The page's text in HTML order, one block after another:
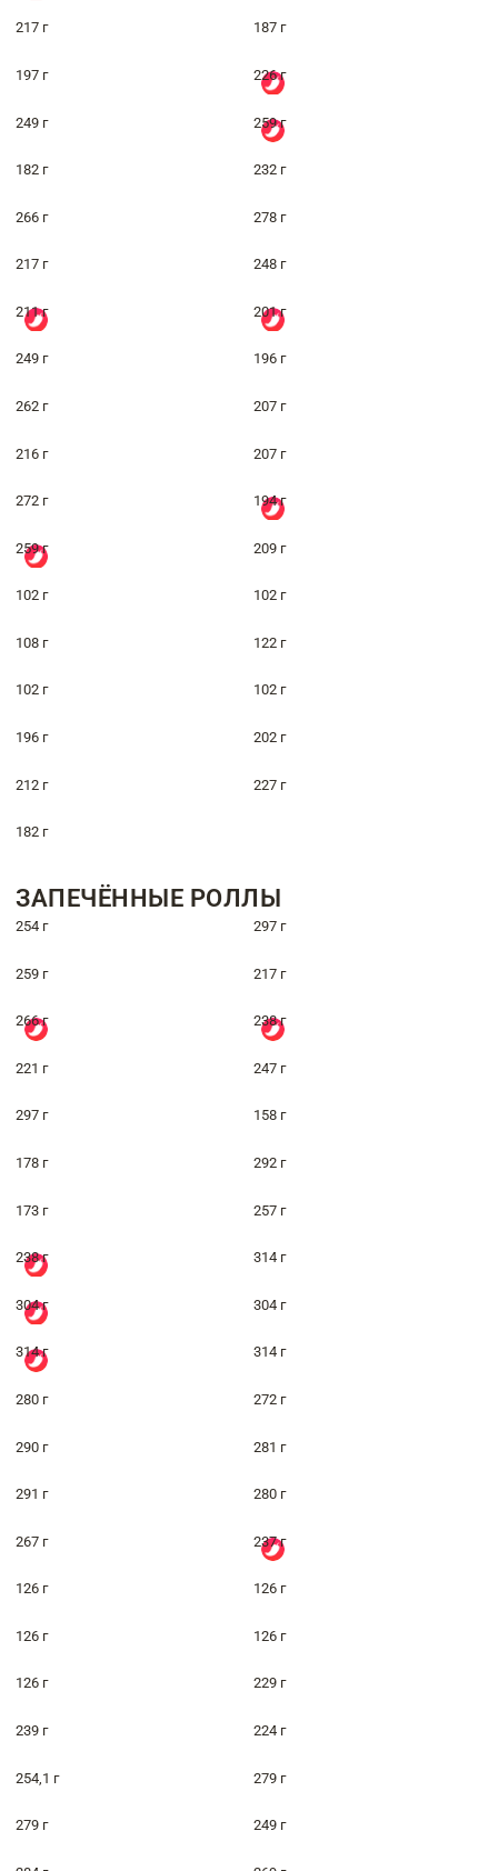
217 г 187 г
197 г 226 г
249 г 259 г
182 г 232 г
266 г 278 г
217 г 248 г
211 г 201 г
249 г 196 г
262 г 207 г
216 г 207 г
272 г 194 г
259 г 209 г
102 г 102 г
108 г 122 г
102 г 102 г
196 г 202 г
212 г 227 г
182 г
ЗАПЕЧЁННЫЕ РОЛЛЫ
254 г 297 г
259 г 217 г
266 г 238 г
221 г 247 г
297 г 158 г
178 г 292 г
173 г 257 г
238 г 314 г
304 г 304 г
314 г 314 г
280 г 272 г
290 г 281 г
291 г 280 г
267 г 237 г
126 г 126 г
126 г 126 г
126 г 229 г
239 г 224 г
254,1 г 279 г
279 г 249 г